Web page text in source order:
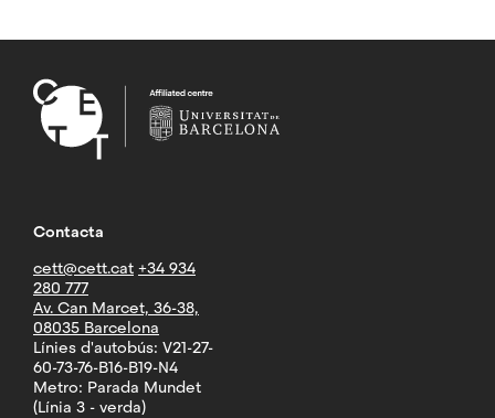
Contacta
cett@cett.cat +34 934
280 777
Av. Can Marcet, 36-38,
08035 Barcelona
Línies d'autobús: V21-27-
60-73-76-B16-B19-N4
Metro: Parada Mundet
(Línia 3 - verda)